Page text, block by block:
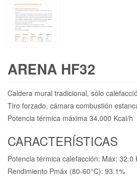
ARENA HF32
Caldera mural tradicional, sólo
Tiro forzado, cámara combustión
Potencia térmica máxima 34.000 Kcal/h
CARACTERÍSTICAS
Potencia térmica calefacción: Máx: 32.0
Rendimiento Pmáx (80-60°C): 93.1%